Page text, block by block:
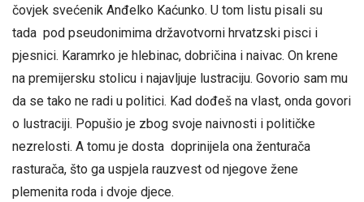
čovjek svećenik Anđelko Kaćunko. U tom listu pisali su
tada pod pseudonimima državotvorni hrvatzski pisci i
pjesnici. Karamrko je hlebinac, dobričina i naivac. On krene
na premijersku stolicu i najavljuje lustraciju. Govorio sam mu
da se tako ne radi u politici. Kad dođeš na vlast, onda govori
o lustraciji. Popušio je zbog svoje naivnosti i političke
nezrelosti. A tomu je dosta doprinijela ona ženturača
rasturača, što ga uspjela rauzvest od njegove žene
plemenita roda i dvoje djece.